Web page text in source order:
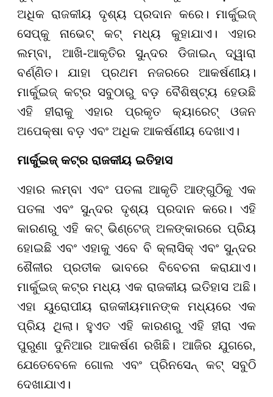
ଅଧିକ ରାଜକୀୟ ଦୃଶ୍ୟ ପ୍ରଦାନ କରେ। ମାର୍କୁଇଜ୍
ସେପ୍‌କୁ ନାଭେଟ୍ କଟ୍ ମଧ୍ୟ କୁହାଯାଏ। ଏହାର
ଲମ୍ବା, ଆଖି-ଆକୃତିର ସୁନ୍ଦର ଡିଜାଇନ୍ ଦ୍ୱାରା
ବର୍ଣ୍ଣିତ। ଯାହା ପ୍ରଥମ ନଜରରେ ଆକର୍ଷଣୀୟ।
ମାର୍କୁଇଜ୍ କଟ୍ର ସବୁଠାରୁ ବଡ଼ ବୈଶିଷ୍ଟ୍ୟ ହେଉଛି
ଏହି ହୀରାକୁ ଏହାର ପ୍ରକୃତ କ୍ୟାରେଟ୍ ଓଜନ
ଅପେକ୍ଷା ବଡ଼ ଏବଂ ଅଧିକ ଆକର୍ଷଣୀୟ ଦେଖାଏ।
ମାର୍କୁଇଜ୍ କଟ୍‌ର ରାଜକୀୟ ଇତିହାସ
ଏହାର ଲମ୍ବା ଏବଂ ପତଳା ଆକୃତି ଆଙ୍ଗୁଠିକୁ ଏକ
ପତଳା ଏବଂ ସୁନ୍ଦର ଦୃଶ୍ୟ ପ୍ରଦାନ କରେ। ଏହି
କାରଣରୁ ଏହି କଟ୍ ଭିଣ୍ଟେଜ୍ ଅଳଙ୍କାରରେ ପ୍ରିୟ
ହୋଇଛି ଏବଂ ଏହାକୁ ଏବେ ବି କ୍ଲାସିକ୍ ଏବଂ ସୁନ୍ଦର
ଶୈଳୀର ପ୍ରତୀକ ଭାବରେ ବିବେଚନା କରାଯାଏ।
ମାର୍କୁଇଜ୍ କଟ୍ର ମଧ୍ୟ ଏକ ରାଜକୀୟ ଇତିହାସ ଅଛି।
ଏହା ୟୁରୋପୀୟ ରାଜକୀୟମାନଙ୍କ ମଧ୍ୟରେ ଏକ
ପ୍ରିୟ ଥିଲା। ହୁଏତ ଏହି କାରଣରୁ ଏହି ହୀରା ଏକ
ପୁରୁଣା ଦୁନିଆର ଆକର୍ଷଣ ରଖିଛି। ଆଜିର ଯୁଗରେ,
ଯେତେବେଳେ ଗୋଲ ଏବଂ ପ୍ରିନସେନ୍ କଟ୍ ସବୁଠି
ଦେଖାଯାଏ।